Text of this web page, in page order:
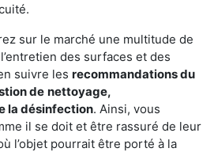
sur le marché une multitude de
des surfaces et des
suivre les recommandations du
de nettoyage,
la désinfection. Ainsi, vous
il se doit et être rassuré de leur
l’objet pourrait être porté à la